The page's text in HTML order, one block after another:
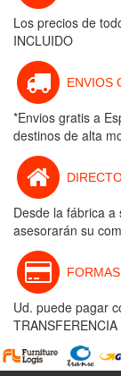
Los precios de
INCLUIDO
ENVIOS
*Envios gratis a
destinos de alta
Desde la fábrica a
asesorarán su
Ud. puede pagar
TRANSFERENCIA